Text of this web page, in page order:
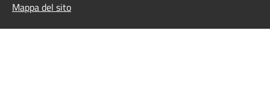
Mappa del sito